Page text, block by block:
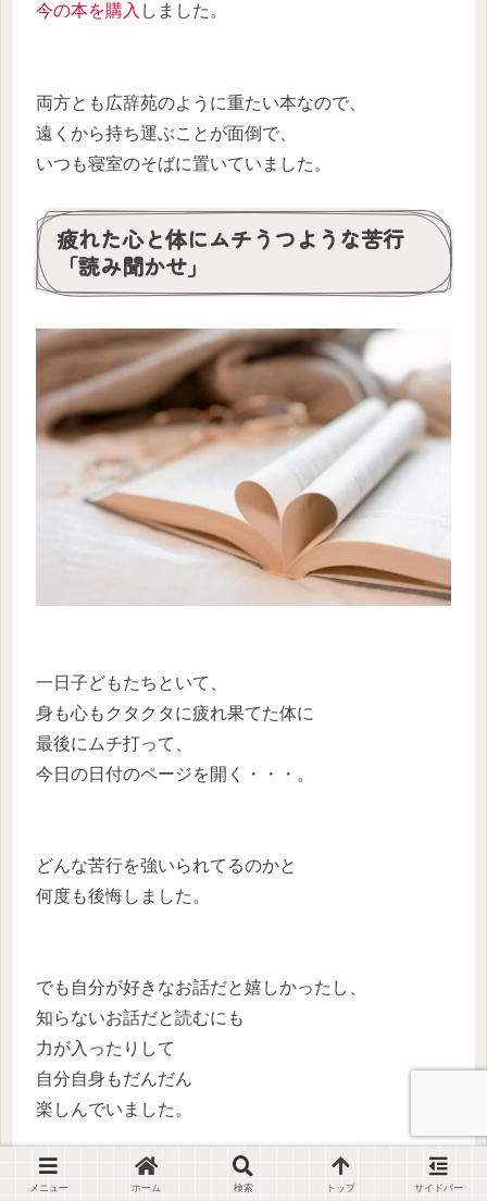
今の本を購入 しました。
両方とも広辞苑のように重たい本なので、
遠くから持ち運ぶことが面倒で、
いつも寝室のそばに置いていました。
疲れた心と体にムチうつような苦行
「読み聞かせ」
一日子どもたちといて、
身も心もクタクタに疲れ果てた体に
最後にムチ打って、
今日の日付のページを開く・・・。
どんな苦行を強いられてるのかと
何度も後悔しました。
でも自分が好きなお話だと嬉しかったし、
知らないお話だと読むにも
力が入ったりして
自分自身もだんだん
楽しんでいました。
メニュー ホーム 検索 トップ サイドバー